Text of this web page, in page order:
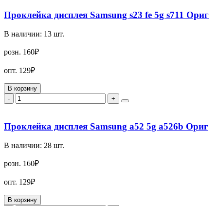
Проклейка дисплея Samsung s23 fe 5g s711 Ориг
В наличии: 13 шт.
розн. 160₽
опт. 129₽
В корзину
-
+
Проклейка дисплея Samsung a52 5g a526b Ориг
В наличии: 28 шт.
розн. 160₽
опт. 129₽
В корзину